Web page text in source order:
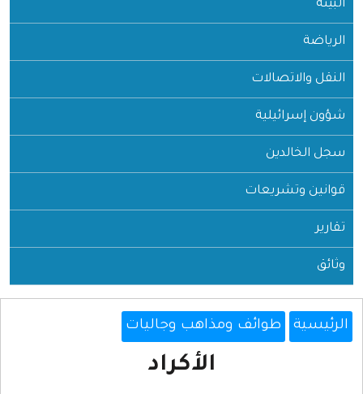
البيئة
الرياضة
النقل والاتصالات
شؤون إسرائيلية
سجل الخالدين
قوانين وتشريعات
تقارير
وثائق
الرئيسية طوائف ومذاهب وجاليات
الأكراد